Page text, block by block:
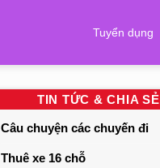
Tuyển dụng
TIN TỨC & CHIA SẺ
Câu chuyện các chuyến đi
Thuê xe 16 chỗ